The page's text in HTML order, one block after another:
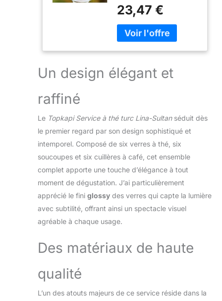
à café – pour 6
personnes Magnifique
ensemble pour le thé
turc, le thé oriental, le
thé chaud, le thé à la
menthe marocain, et
bien plus encore Verre
diamètre ~ 12,3 cm,
hauteur ~ 2,4 cm │
longueur ~ 11 cm,
épaisseur du matériau
~ 2 mm Verre à thé :
passe au lave-vaisselle,
Dessous de verre :
passe au lave-vaisselle,
au micro-ondes │
au lave-vaisselle
Topkapi: Plaisir de
gastronomie
23,47 €
Un design élégant et
raffiné
Le Topkapi Service à thé turc Lina-Sultanséduit dès
le premier regard par son design sophistiqué et
intemporel. Composé de six verres à thé, six
soucoupes et six cuillères à café, cet ensemble
complet apporte une touche d’élégance à tout
moment de dégustation. J’ai particulièrement
apprécié le fini glossy des verres qui capte la lumière
avec subtilité, offrant ainsi un spectacle visuel
agréable à chaque usage.
Des matériaux de haute
qualité
L’un des atouts majeurs de ce service réside dans la